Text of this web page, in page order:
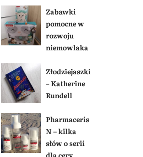
Zabawki
pomocne w
rozwoju
niemowlaka
Złodziejaszki
– Katherine
Rundell
Pharmaceris
N – kilka
słów o serii
dla cery